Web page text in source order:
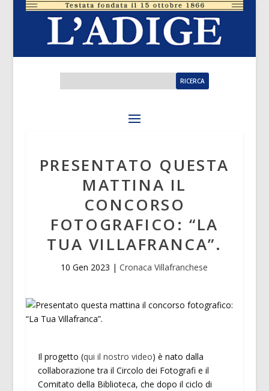
PRESENTATO QUESTA
MATTINA IL
CONCORSO
FOTOGRAFICO: “LA
TUA VILLAFRANCA”.
10 Gen 2023 |Cronaca Villafranchese
Il progetto (qui il nostro video) è nato dalla
collaborazione tra il Circolo dei Fotografi e il
Comitato della Biblioteca, che dopo il ciclo di